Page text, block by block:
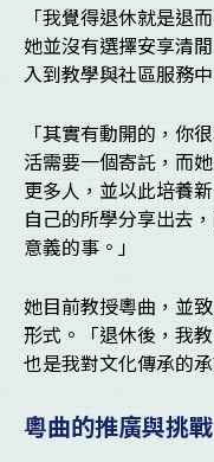
「我覺得退休就是退
她並沒有選擇安享清
入到教學與社區服務中
「其實有動開的，你
活需要一個寄託，而
更多人，並以此培養
自己的所學分享出去
意義的事。」
她目前教授粵曲，並
形式。「退休後，我
也是我對文化傳承的承
粵曲的推廣與挑戰